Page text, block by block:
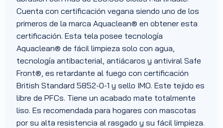
Cuenta con certificación vegana siendo uno de los
primeros de la marca Aquaclean® en obtener esta
certificación. Esta tela posee tecnología
Aquaclean® de fácil limpieza solo con agua,
tecnología antibacterial, antiácaros y antiviral Safe
Front®, es retardante al fuego con certificación
British Standard 5852-0-1 y sello IMO. Este tejido es
libre de PFCs. Tiene un acabado mate totalmente
liso. Es recomendada para hogares con mascotas
por su alta resistencia al rasgado y su fácil limpieza.